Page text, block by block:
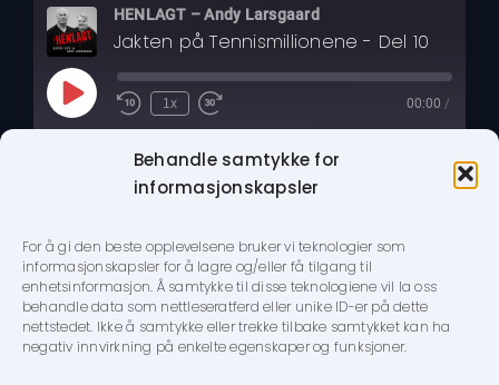
Behandle samtykke for
informasjonskapsler
For å gi den beste opplevelsene bruker vi teknologier som
informasjonskapsler for å lagre og/eller få tilgang til
enhetsinformasjon. Å samtykke til disse teknologiene vil la oss
behandle data som nettleseratferd eller unike ID-er på dette
nettstedet. Ikke å samtykke eller trekke tilbake samtykket kan ha
negativ innvirkning på enkelte egenskaper og funksjoner.
HENLAGT – Andy Larsgaard
Jakten på Tennismillionene - Del 10
Play
Episode Rewind
10
1x
Fast
Forward
seconds
00:00 /
RSS FEED
Apple Podcasts| Spotify